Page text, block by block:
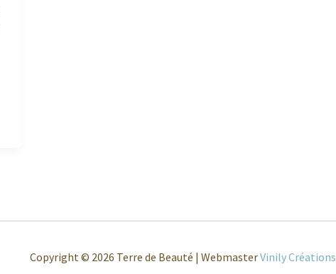
Copyright © 2026 Terre de Beauté | WebmasterVinily Créations